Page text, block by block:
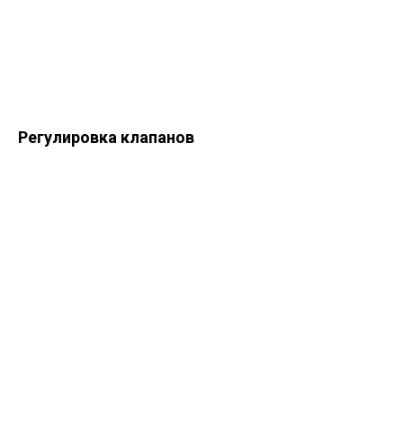
Регулировка клапанов